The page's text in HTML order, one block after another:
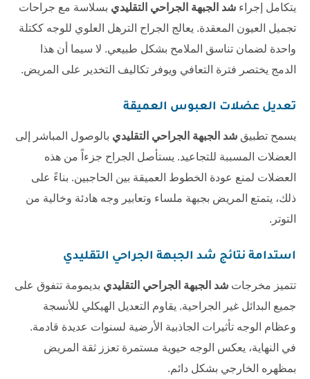
يتكامل إجراء شد الجبهة الجراحي التقليدي بسلاسة مع جراحات
تجميل العيون المعقدة. يعالج الجراح الترهل العلوي للوجه ككتلة
واحدة لضمان تناسق الملامح بشكل طبيعي. لا سيما أن هذا
الدمج يختصر فترة التعافي ويوفر تكاليف التخدير على المريض.
تعديل عضلات العبوس العميقة
يسمح تطبيق شد الجبهة الجراحي التقليدي بالوصول المباشر إلى
العضلات المسببة للتجاعيد. يستأصل الجراح جزءاً من هذه
العضلات لمنع عودة الخطوط العميقة بين الحاجبين. بناءً على
ذلك، يتمتع المريض بجبهة ملساء وتعابير وجه هادئة وخالية من
التوتر.
استدامة نتائج شد الجبهة الجراحي التقليدي
تتميز مخرجات شد الجبهة الجراحي التقليدي بديمومة تتفوق على
جميع البدائل غير الجراحية. يقاوم التعديل الهيكلي للأنسجة
وعظام الوجه تأثيرات الجاذبية الأرضية لسنوات عديدة قادمة.
في النهاية، يعكس الوجه حيوية مستمرة تعزز ثقة المريض
بمظهره الخارجي بشكل دائم.